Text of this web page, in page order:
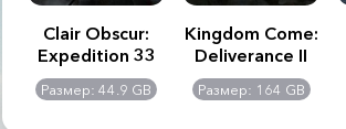
Clair Obscur:
Expedition 33
Размер: 44.9 GB
Kingdom Come:
Deliverance II
Размер: 164 GB